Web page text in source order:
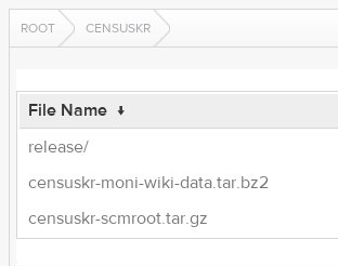
ROOT CENSUSKR
File Name ↓
release/
censuskr-moni-wiki-data.tar.bz2
censuskr-scmroot.tar.gz